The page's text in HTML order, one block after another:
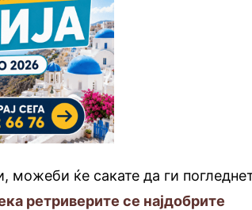
можеби ќе сакате да ги
ретриверите се најдобрите